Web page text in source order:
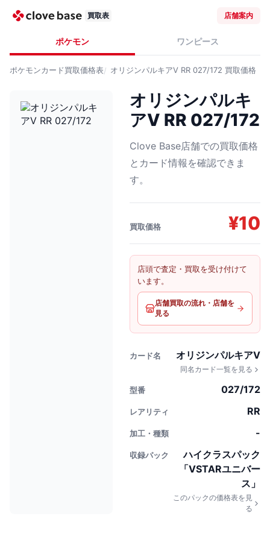
買取表 店舗案内
ポケモン ワンピース
ポケモンカード買取価格表 オリジンパルキアV RR 027/172 買取価格
オリジンパルキ
アV RR 027/172
Clove Base店舗での買取価格
とカード情報を確認できま
す。
買取価格 ¥10
店頭で査定・買取を受け付けて
います。
店舗買取の流れ・店舗を
見る
カード名 オリジンパルキアV
同名カード一覧を見る
型番 027/172
レアリティ RR
加工・種類 -
収録パック
ハイクラスパック
「VSTARユニバー
ス」
このパックの価格表を見
る